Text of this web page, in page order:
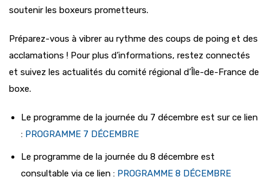
soutenir les boxeurs prometteurs.
Préparez-vous à vibrer au rythme des coups de poing et des
acclamations ! Pour plus d’informations, restez connectés
et suivez les actualités du comité régional d’Île-de-France de
boxe.
Le programme de la journée du 7 décembre est sur ce lien
: PROGRAMME 7 DÉCEMBRE
Le programme de la journée du 8 décembre est
consultable via ce lien : PROGRAMME 8 DÉCEMBRE